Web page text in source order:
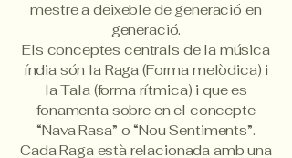
mestre a deixeble de generació en
generació.
Els conceptes centrals de la música
índia són la Raga (Forma melòdica) i
la Tala (forma rítmica) i que es
fonamenta sobre en el concepte
“Nava Rasa” o “Nou Sentiments”.
Cada Raga està relacionada amb una